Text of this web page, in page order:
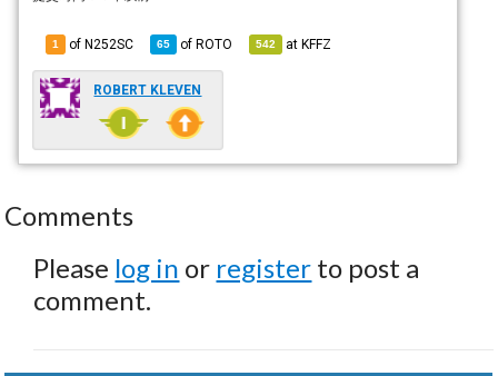
1 of N252SC 65 ofROTO 542 atKFFZ
ROBERT KLEVEN
Comments
Please log in or register to post a
comment.